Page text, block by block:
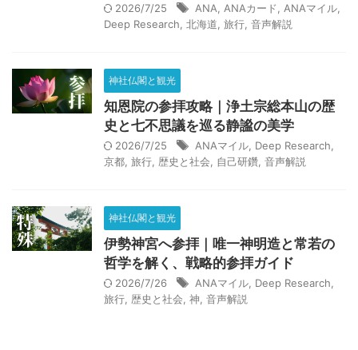
願望達成 魂
カテゴリ
2026/6/1：当ブログが１周年を迎えました。皆さんありがと
2026/7/25 ANA ANAカード ANAマイル
Deep Research 北海道 旅行 音声解説
神社仏閣と観光
知恩院の参拝攻略｜浄土宗総本山の歴
史と七不思議を巡る静謐の美学
2026/7/25 ANAマイル Deep Research
京都 旅行 歴史と社会 自己研鑽 音声解説
神社仏閣と観光
伊勢神宮へ参拝｜唯一神明造と常若の
哲学を解く、戦略的参拝ガイド
2026/7/26 ANAマイル Deep Research
旅行 歴史と社会 神 音声解説